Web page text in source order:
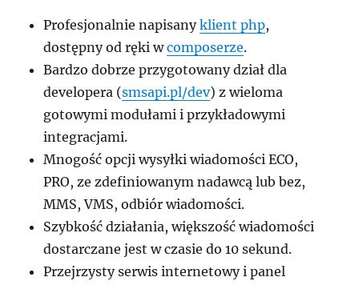
Profesjonalnie napisanyklient php,
dostępny od ręki wcomposerze.
Bardzo dobrze przygotowany dział dla
developera (smsapi.pl/dev) z wieloma
gotowymi modułami i przykładowymi
integracjami.
Mnogość opcji wysyłki wiadomości ECO,
PRO, ze zdefiniowanym nadawcą lub bez,
MMS, VMS, odbiór wiadomości.
Szybkość działania, większość wiadomości
dostarczane jest w czasie do 10 sekund.
Przejrzysty serwis internetowy i panel